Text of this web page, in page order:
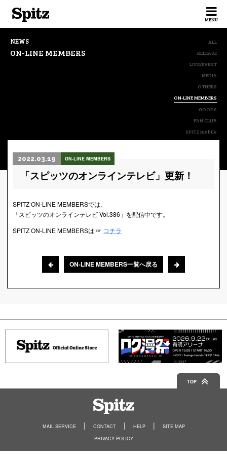
MENU
NEWS
ON-LINE MEMBERS
ALL
RELEASE
LIVE/EVENT
MEDIA
OTHERS
ON-LINE MEMBERS
GOODS
FAN CLUB
SPITZ mobile
2022.03.19 ON-LINE MEMBERS
「スピッツのオンラインテレビ」更新！
SPITZ ON-LINE MEMBERSでは、
「スピッツのオンラインテレビ Vol.386」を配信中です。
SPITZ ON-LINE MEMBERSは ☞ コチラ
ON-LINE MEMBERS一覧へ戻る
TOP
MAIL SERVICE CONTACT HELP
SITE MAP
PRIVACY POLICY